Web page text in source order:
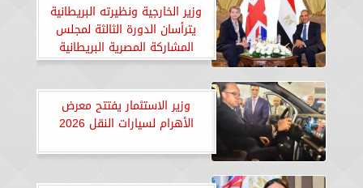
وزير الخارجية ونظيرته البريطانية
يترأسان الدورة الثالثة لمجلس
المشاركة المصرية البريطانية
وزير الاستثمار يفتتح معرض
الأهرام لسيارات النقل 2026